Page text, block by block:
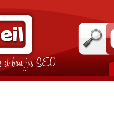
et bon jus SEO